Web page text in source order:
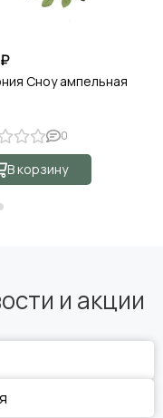
Сноу ампельная
0
В корзину
и акции